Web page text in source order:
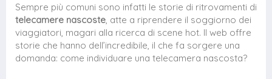
Sempre più comuni sono infatti le storie di ritrovamenti di
telecamere nascoste , atte a riprendere il soggiorno dei
viaggiatori, magari alla ricerca di scene hot. Il web offre
storie che hanno dell’incredibile, il che fa sorgere una
domanda: come individuare una telecamera nascosta?